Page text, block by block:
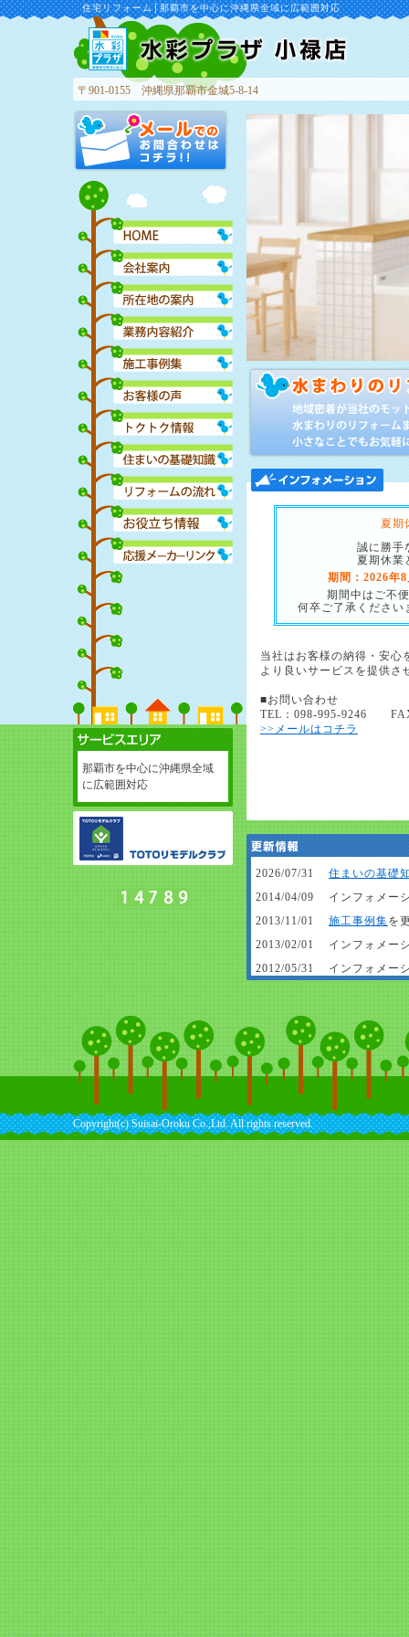
住宅リフォーム│那覇市を中心に沖縄県全域に広範囲対応
水彩プラザ 小禄店
〒901-0155 沖縄県那覇市金城5-8-14
夏期
誠に勝手
夏期休業
期間：2026年
期間中はご不
何卒ご了承ください
当社はお客様の納得・安心
より良いサービスを提供さ
■お問い合わせ
TEL：098-995-9246
>>メールはコチラ
2026/07/31
住まいの基礎
2014/04/09
インフォメー
2013/11/01
施工事例集を
2013/02/01
インフォメー
2012/05/31
インフォメー
2012/03/09
施工事例集を
2012/02/29
施工事例集を
2012/02/03
トクトク情報
2012/01/18
施工事例集を
2011/12/07
2011/11/09
トクトク情報
2011/10/28
ホームページ
那覇市を中心に沖縄県全域
に広範囲対応
Copyright(c) Suisai-Oroku Co.,Ltd. All rights reserved.